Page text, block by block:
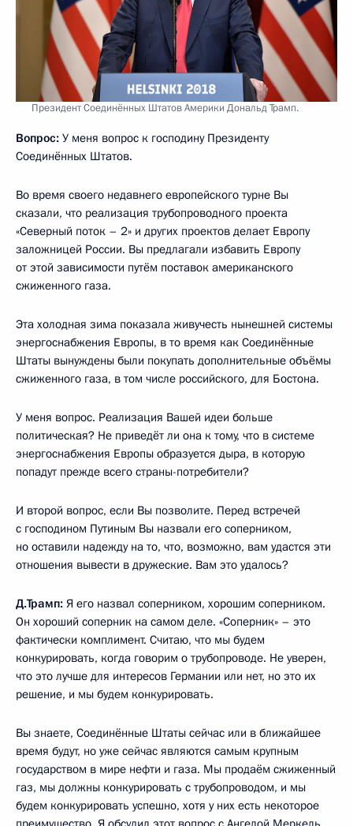
Президент Соединённых Штатов Америки Дональд Трамп.
Вопрос: У меня вопрос к господину Президенту
Соединённых Штатов.
Во время своего недавнего европейского турне Вы
сказали, что реализация трубопроводного проекта
«Северный поток – 2» и других проектов делает Европу
заложницей России. Вы предлагали избавить Европу
от этой зависимости путём поставок американского
сжиженного газа.
Эта холодная зима показала живучесть нынешней системы
энергоснабжения Европы, в то время как Соединённые
Штаты вынуждены были покупать дополнительные объёмы
сжиженного газа, в том числе российского, для Бостона.
У меня вопрос. Реализация Вашей идеи больше
политическая? Не приведёт ли она к тому, что в системе
энергоснабжения Европы образуется дыра, в которую
попадут прежде всего страны-потребители?
И второй вопрос, если Вы позволите. Перед встречей
с господином Путиным Вы назвали его соперником,
но оставили надежду на то, что, возможно, вам удастся эти
отношения вывести в дружеские. Вам это удалось?
Д.Трамп: Я его назвал соперником, хорошим соперником.
Он хороший соперник на самом деле. «Соперник» – это
фактически комплимент. Считаю, что мы будем
конкурировать, когда говорим о трубопроводе. Не уверен,
что это лучше для интересов Германии или нет, но это их
решение, и мы будем конкурировать.
Вы знаете, Соединённые Штаты сейчас или в ближайшее
время будут, но уже сейчас являются самым крупным
государством в мире нефти и газа. Мы продаём сжиженный
газ, мы должны конкурировать с трубопроводом, и мы
будем конкурировать успешно, хотя у них есть некоторое